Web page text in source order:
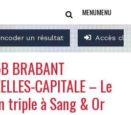
un résultat Accès
MENUMENU
BRABANT
CAPITALE – Le
triple à Sang & Or